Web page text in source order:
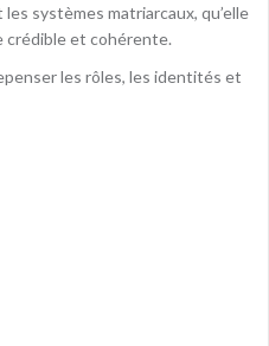
systèmes matriarcaux, qu’elle
crédible et cohérente.
les rôles, les identités et